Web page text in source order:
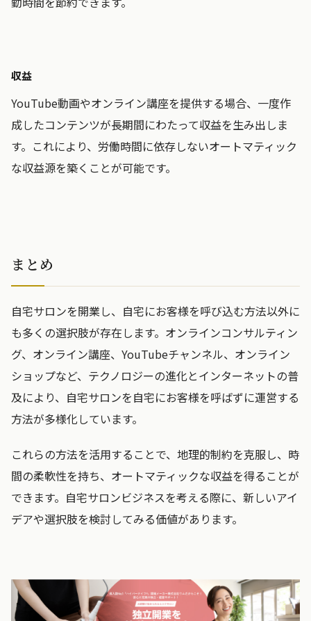
収益
YouTube動画やオンライン講座を提供する場合、一度作
成したコンテンツが長期間にわたって収益を生み出しま
す。これにより、労働時間に依存しないオートマティック
な収益源を築くことが可能です。
まとめ
自宅サロンを開業し、自宅にお客様を呼び込む方法以外に
も多くの選択肢が存在します。オンラインコンサルティン
グ、オンライン講座、YouTubeチャンネル、オンライン
ショップなど、テクノロジーの進化とインターネットの普
及により、自宅サロンを自宅にお客様を呼ばずに運営する
方法が多様化しています。
これらの方法を活用することで、地理的制約を克服し、時
間の柔軟性を持ち、オートマティックな収益を得ることが
できます。自宅サロンビジネスを考える際に、新しいアイ
デアや選択肢を検討してみる価値があります。